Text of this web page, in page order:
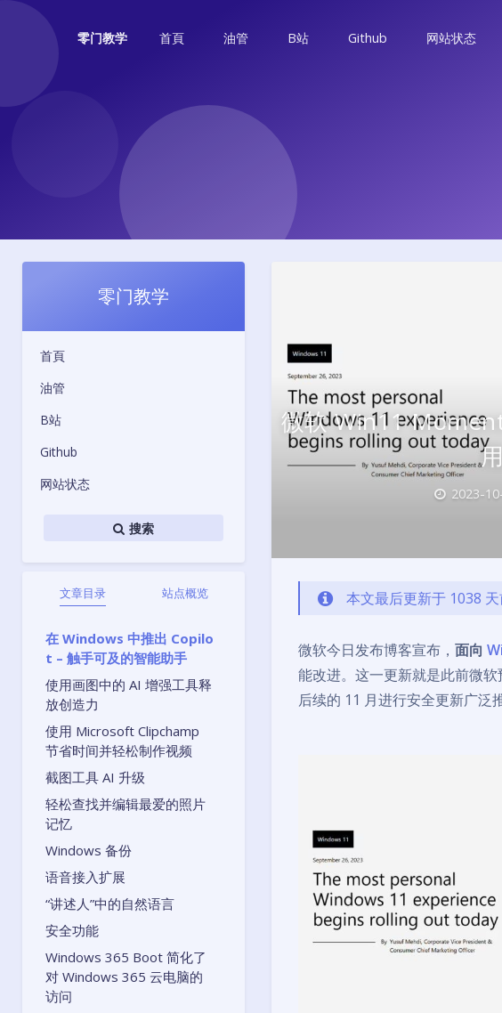
零门教学 首頁 油管 B站 Github 网站状态
零门教学
首頁
油管
B站
Github
网站状态
搜索
文章目录 站点概览
在 Windows 中推出 Copilo
t – 触手可及的智能助手
使用画图中的 AI 增强工具释
放创造力
使用 Microsoft Clipchamp
节省时间并轻松制作视频
截图工具 AI 升级
轻松查找并编辑最爱的照片
记忆
Windows 备份
语音接入扩展
“讲述人”中的自然语言
安全功能
Windows 365 Boot 简化了
对 Windows 365 云电脑的
访问
微软 Win11
2023-
本文最后更新于 1038
微软今日发布博客宣布， 面向
能改进。这一更新就是此前微
后续的 11 月进行安全更新广泛推